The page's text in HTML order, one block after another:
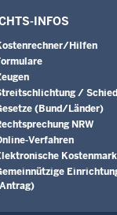
INFOS
Hilfen
/
(Bund/Länder)
NRW
Verfahren